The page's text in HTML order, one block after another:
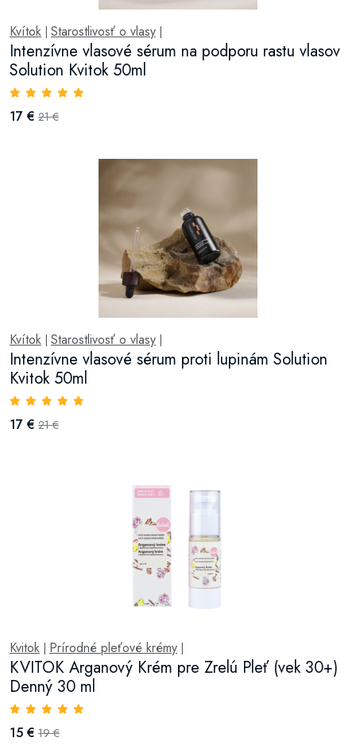
Kvítok Starostlivosť o vlasy
Intenzívne vlasové sérum na podporu rastu vlasov
Solution Kvitok 50ml
17 € 21 €
Kvítok Starostlivosť o vlasy
Intenzívne vlasové sérum proti lupinám Solution
Kvitok 50ml
17 € 21 €
Kvitok Prírodné pleťové krémy
KVITOK Arganový Krém pre Zrelú Pleť (vek 30+)
Denný 30 ml
15 € 19 €